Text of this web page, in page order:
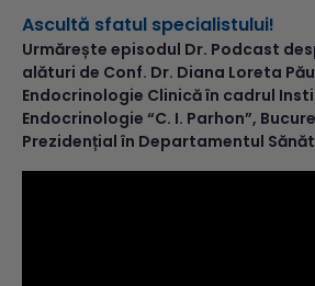
Ascultă sfatul specialistului!
Urmărește episodul Dr. Podcast
alături de Conf. Dr. Diana Loreta
Endocrinologie Clinică în cadrul
Endocrinologie “C. I. Parhon”,
Prezidențial în Departamentul